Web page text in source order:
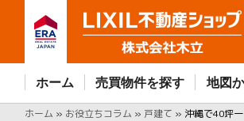
ホーム 売買物件を探す 地図
ホーム » お役立ちコラム » 戸建て » 沖縄で40坪